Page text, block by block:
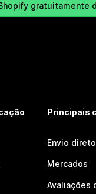
gratuitamente
Principais
Envio direto
Mercados
Avaliações